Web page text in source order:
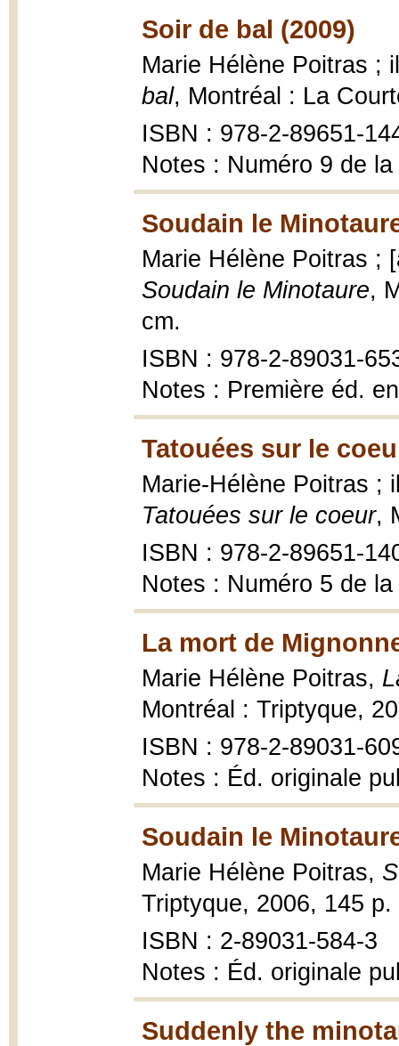
Soir de bal (2009)
Marie Hélène Poitras ;
bal, Montréal : La
ISBN : 978-2-89651-
Notes : Numéro 9 de
Soudain le
Marie Hélène Poitras ;
Soudain le Minotaure,
cm.
ISBN : 978-2-89031-
Notes : Première éd.
Tatouées sur le
Marie-Hélène Poitras ;
Tatouées sur le coeur,
ISBN : 978-2-89651-
Notes : Numéro 5 de
La mort de
Marie Hélène Poitras,
Montréal : Triptyque,
ISBN : 978-2-89031-
Notes : Éd. originale
Soudain le
Marie Hélène Poitras,
Triptyque, 2006, 145
ISBN : 2-89031-584-3
Notes : Éd. originale
Suddenly the